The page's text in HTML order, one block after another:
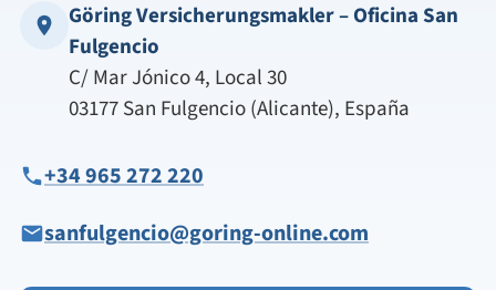
Göring Versicherungsmakler – Oficina San
Fulgencio
C/ Mar Jónico 4, Local 30
03177 San Fulgencio (Alicante), España
+34 965 272 220
sanfulgencio@goring-online.com